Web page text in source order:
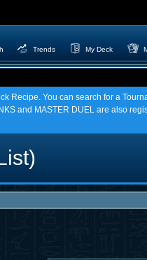
Trends My Deck
Recipe. You can search for a
and MASTER DUEL are also